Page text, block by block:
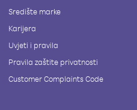
Središte marke
Karijera
Uvjeti i pravila
Pravila zaštite privatnosti
Customer Complaints Code